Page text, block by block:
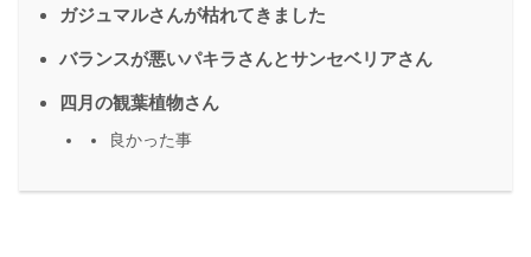
ガジュマルさんが枯れてきました
バランスが悪いパキラさんとサンセベリアさん
四月の観葉植物さん
良かった事